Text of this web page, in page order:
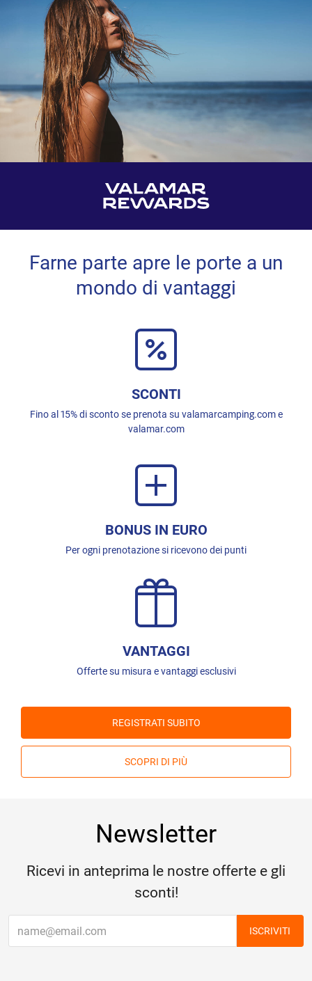
Farne parte apre le porte a un
mondo di vantaggi
SCONTI
Fino al 15% di sconto se prenota su valamarcamping.com e
valamar.com
BONUS IN EURO
Per ogni prenotazione si ricevono dei punti
VANTAGGI
Offerte su misura e vantaggi esclusivi
REGISTRATI SUBITO
SCOPRI DI PIÙ
Newsletter
Ricevi in anteprima le nostre offerte e gli
sconti!
ISCRIVITI